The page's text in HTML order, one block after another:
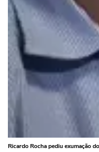
Ricardo Rocha pediu exumação